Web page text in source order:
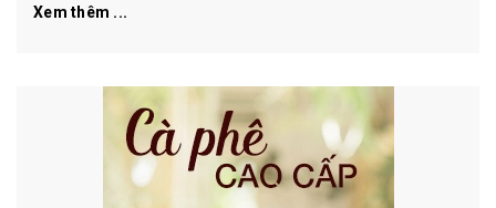
Xem thêm ...